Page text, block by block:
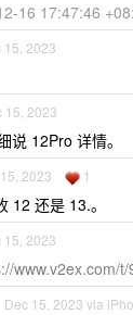
16 17:47:46
15, 2023
15, 2023
说 12Pro 详情。
2023 1
12 还是 13.。
15, 2023
www.v2ex.com/
Dec 15, 2023 via